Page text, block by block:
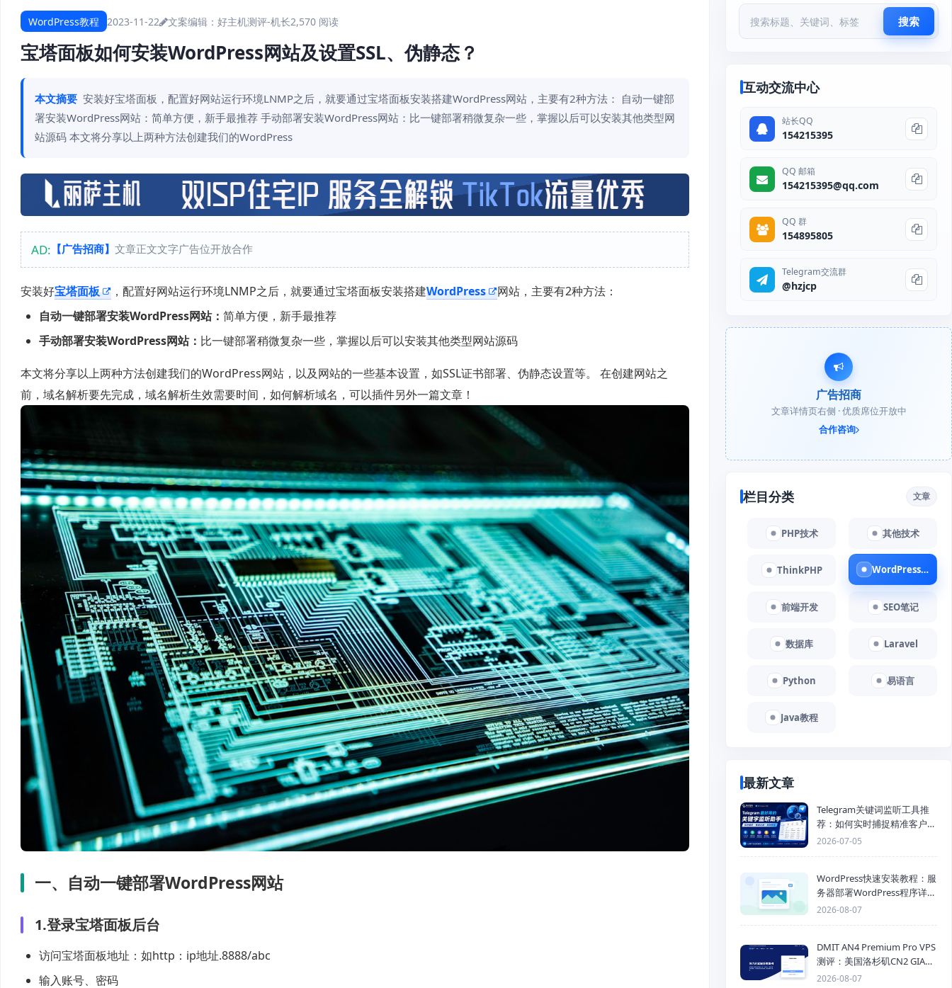
WordPress教程 2023-11-22 文案编辑：好主机测评-机长2,570 阅读
宝塔面板如何安装WordPress网站及设置SSL、伪静态？
本文摘要 安装好宝塔面板，配置好网站运行环境LNMP之后，就要通过宝塔面板安装搭建WordPress网站，主要有2种方法： 自动一键部
署安装WordPress网站：简单方便，新手最推荐 手动部署安装WordPress网站：比一键部署稍微复杂一些，掌握以后可以安装其他类型网
站源码 本文将分享以上两种方法创建我们的WordPress
AD: 【广告招商】 文章正文文字广告位开放合作
安装好宝塔面板 ，配置好网站运行环境LNMP之后，就要通过宝塔面板安装搭建WordPress
网站，主要有2种方法：
自动一键部署安装WordPress网站： 简单方便，新手最推荐
手动部署安装WordPress网站： 比一键部署稍微复杂一些，掌握以后可以安装其他类型网站源码
本文将分享以上两种方法创建我们的WordPress网站，以及网站的一些基本设置，如SSL证书部署、伪静态设置等。 在创建网站之
前，域名解析要先完成，域名解析生效需要时间，如何解析域名，可以插件另外一篇文章！
一、自动一键部署WordPress网站
1.登录宝塔面板后台
访问宝塔面板地址：如http：ip地址.8888/abc
输入账号、密码
搜索
互动交流中心
站长QQ
154215395
QQ 邮箱
154215395@qq.com
QQ 群
154895805
Telegram交流群
@hzjcp
广告招商
文章详情页右侧 · 优质席位开放中
合作咨询
栏目分类 文章
PHP技术 其他技术
ThinkPHP WordPress教程
前端开发 SEO笔记
数据库 Laravel
Python 易语言
Java教程
最新文章
Telegram关键词监听工具推
荐：如何实时捕捉精准客户，
提高获客效率？
2026-07-05
WordPress快速安装教程：服
务器部署WordPress程序详细
步骤
2026-08-07
DMIT AN4 Premium Pro VPS
测评：美国洛杉矶CN2 GIA三
网优化线路性能测试
2026-08-07